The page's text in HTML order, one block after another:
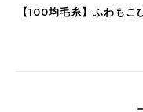
【100均毛糸】ふわも